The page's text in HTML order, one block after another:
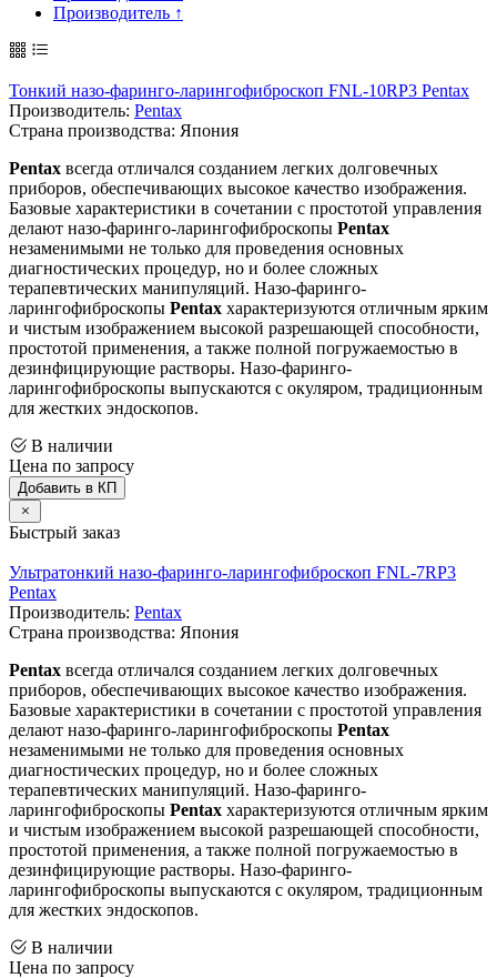
Производитель ↑
Тонкий назо-фаринго-ларингофиброскоп FNL-10RP3 Pentax
Производитель: Pentax
Страна производства: Япония
Pentax всегда отличался созданием легких долговечных
приборов, обеспечивающих высокое качество изображения.
Базовые характеристики в сочетании с простотой управления
делают назо-фаринго-ларингофиброскопы Pentax
незаменимыми не только для проведения основных
диагностических процедур, но и более сложных
терапевтических манипуляций. Назо-фаринго-
ларингофиброскопы Pentax характеризуются отличным ярким
и чистым изображением высокой разрешающей способности,
простотой применения, а также полной погружаемостью в
дезинфицирующие растворы. Назо-фаринго-
ларингофиброскопы выпускаются с окуляром, традиционным
для жестких эндоскопов.
В наличии
Цена по запросу
Добавить в КП
Быстрый заказ
Ультратонкий назо-фаринго-ларингофиброскоп FNL-7RP3
Pentax
Производитель: Pentax
Страна производства: Япония
Pentax всегда отличался созданием легких долговечных
приборов, обеспечивающих высокое качество изображения.
Базовые характеристики в сочетании с простотой управления
делают назо-фаринго-ларингофиброскопы Pentax
незаменимыми не только для проведения основных
диагностических процедур, но и более сложных
терапевтических манипуляций. Назо-фаринго-
ларингофиброскопы Pentax характеризуются отличным ярким
и чистым изображением высокой разрешающей способности,
простотой применения, а также полной погружаемостью в
дезинфицирующие растворы. Назо-фаринго-
ларингофиброскопы выпускаются с окуляром, традиционным
для жестких эндоскопов.
В наличии
Цена по запросу